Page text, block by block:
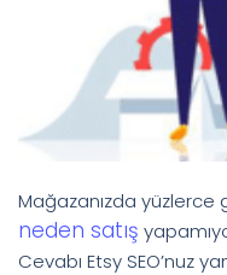
Mağazanızda
neden satış
Cevabı Etsy SEO’nuz